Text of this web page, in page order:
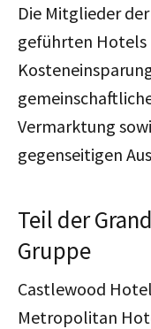
Die Mitglieder
geführten Hotels
Vermarktung
gegenseitigen
Teil der
Gruppe
Castlewood
Metropolitan